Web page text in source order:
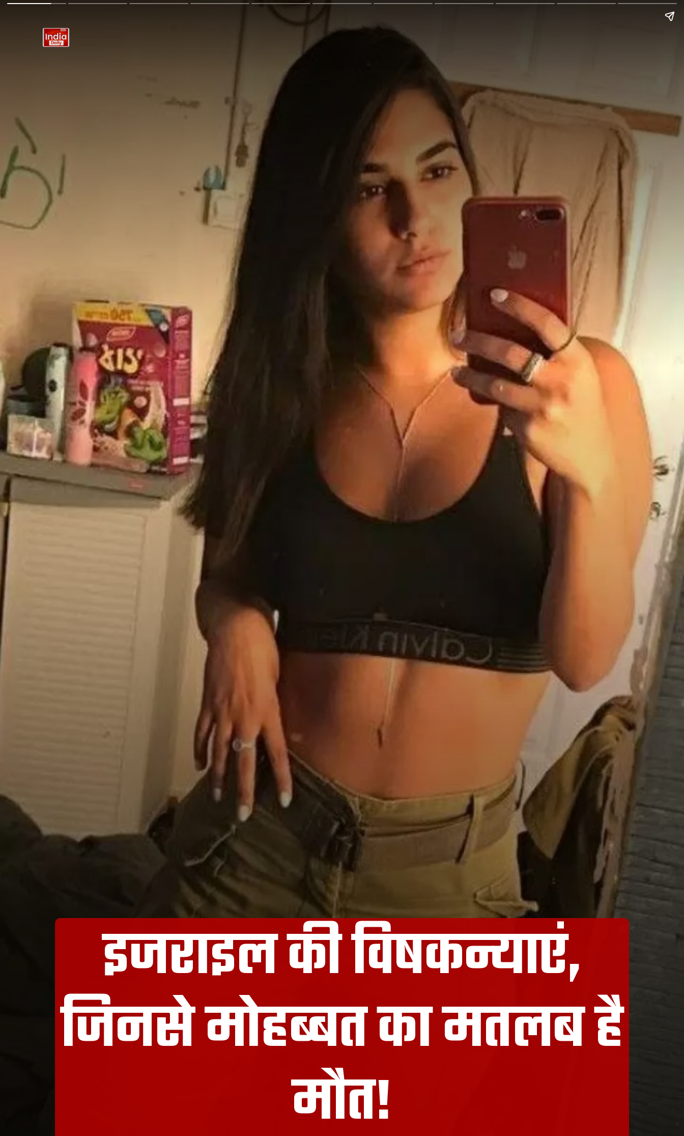
इजराइल की विषकन्याएं,
जिनसे मोहब्बत का मतलब है
मौत!